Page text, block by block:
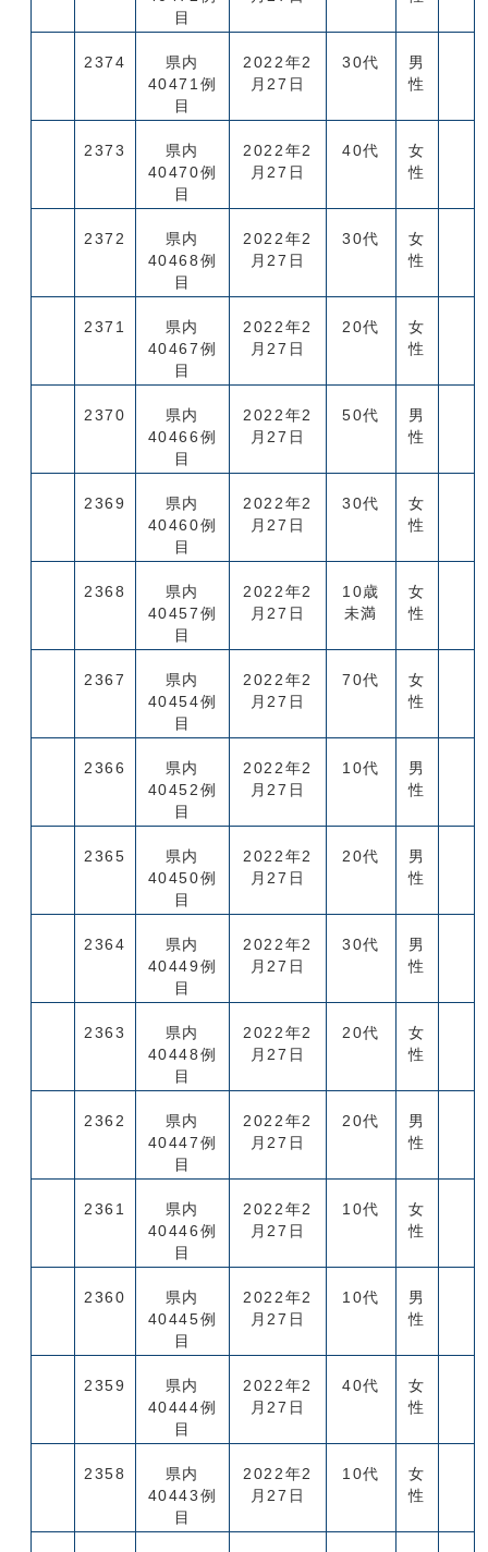
目
2374
県内
40471例
目
2022年2
月27日
30代
男
性
2373
県内
40470例
目
2022年2
月27日
40代
女
性
2372
県内
40468例
目
2022年2
月27日
30代
女
性
2371
県内
40467例
目
2022年2
月27日
20代
女
性
2370
県内
40466例
目
2022年2
月27日
50代
男
性
2369
県内
40460例
目
2022年2
月27日
30代
女
性
2368
県内
40457例
目
2022年2
月27日
10歳
未満
女
性
2367
県内
40454例
目
2022年2
月27日
70代
女
性
2366
県内
40452例
目
2022年2
月27日
10代
男
性
2365
県内
40450例
目
2022年2
月27日
20代
男
性
2364
県内
40449例
目
2022年2
月27日
30代
男
性
2363
県内
40448例
目
2022年2
月27日
20代
女
性
2362
県内
40447例
目
2022年2
月27日
20代
男
性
2361
県内
40446例
目
2022年2
月27日
10代
女
性
2360
県内
40445例
目
2022年2
月27日
10代
男
性
2359
県内
40444例
目
2022年2
月27日
40代
女
性
2358
県内
40443例
目
2022年2
月27日
10代
女
性